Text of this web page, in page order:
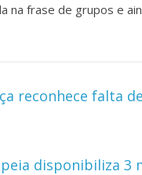
na frase de grupos e
reconhece falta
disponibiliza 3